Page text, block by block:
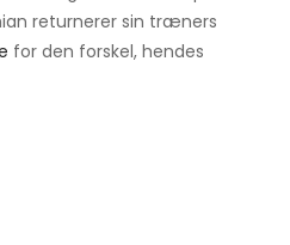
returnerer sin træners
for den forskel, hendes